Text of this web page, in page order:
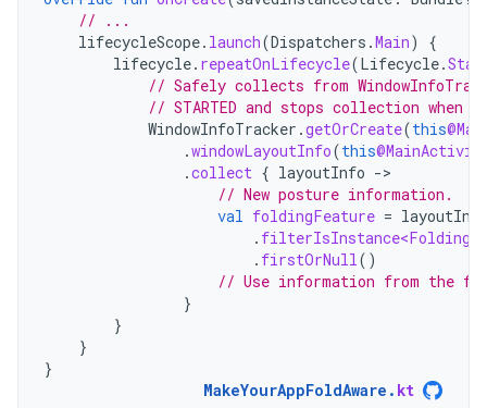
// ...
lifecycleScope. launch(Dispatchers .Main)
{
lifecycle. repeatOnLifecycle(Lifecycle.
// Safely collects from
// STARTED and stops collection when
WindowInfoTracker .getOrCreate(this
.windowLayoutInfo(this
.collect { layoutInfo -
// New posture information.
val foldingFeature = layoutInfo
.
. firstOrNull()
// Use information from the
}
}
}
}
MakeYourAppFoldAware . kt